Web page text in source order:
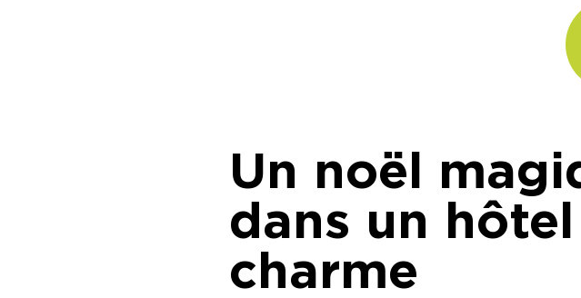
Un noël
dans un
charme